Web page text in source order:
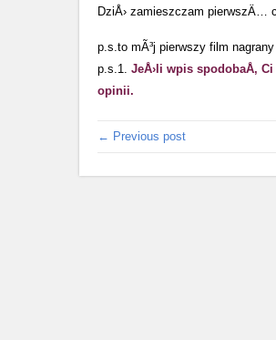
DziÅ› zamieszczam pierwszÄ…
p.s.to mÃ³j pierwszy film
p.s.1. JeÅ›li wpis spodobaÅ‚
opinii.
← Previous post